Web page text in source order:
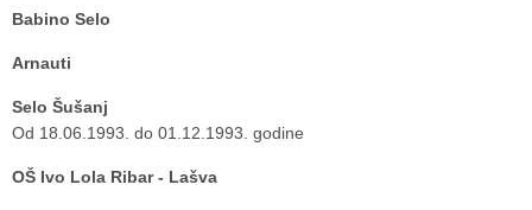
Babino Selo
Arnauti
Selo Šušanj
Od 18.06.1993. do 01.12.1993. godine
OŠ Ivo Lola Ribar - Lašva